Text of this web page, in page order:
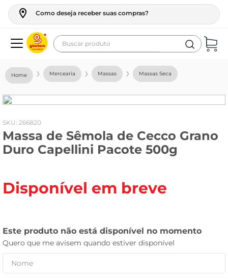
Como deseja receber suas compras?
Buscar produto
Mercearia Massas Massas Seca
: 266820
Massa de Sêmola de Cecco Grano
Duro Capellini Pacote 500g
Disponível em breve
geladeira
fogao
café
cerveja
vinho
leite pó